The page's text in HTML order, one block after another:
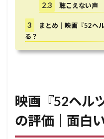
2.3 聴こえない声
3
まとめ｜映画『52ヘ
る？
映画『52ヘル
の評価｜面白